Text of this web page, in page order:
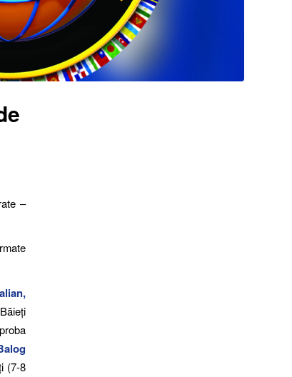
–
(7-8